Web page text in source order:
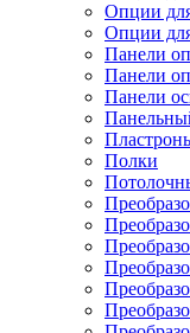
Опции
Опции
Панели
Панели
Панели
Полки